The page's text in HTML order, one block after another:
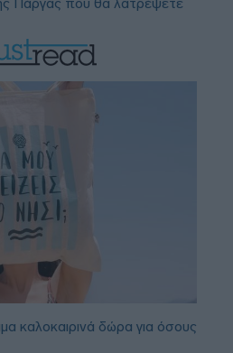
καλοκαιρινά δώρα για όσους